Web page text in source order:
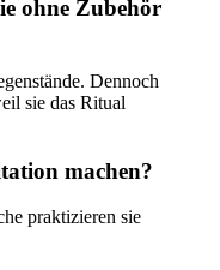
ohne Zubehör
Dennoch
sie das Ritual
machen?
praktizieren sie